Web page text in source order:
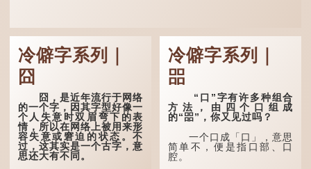
冷僻字系列｜
囧
囧，是近年流行于网络
的一个字，因其字型好像一
个人失意时双眉弯下的表
情，所以在网络上被用来形
容失意或窘迫的状态。不
过，这其实是一个古字，意
思还大有不同。
冷僻字系列｜
㗊
“口”字有许多种组合
方法，由四个口组成
的“㗊”，你又见过吗？
一个口成「口」，意思
简单不，便是指口部、口
腔。